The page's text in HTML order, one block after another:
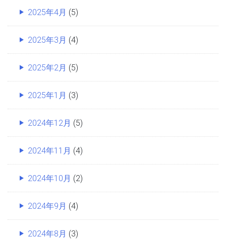
2025年4月 (5)
2025年3月 (4)
2025年2月 (5)
2025年1月 (3)
2024年12月 (5)
2024年11月 (4)
2024年10月 (2)
2024年9月 (4)
2024年8月 (3)